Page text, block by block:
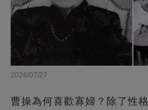
2026/07/27
曹操為何喜歡寡婦？除了性